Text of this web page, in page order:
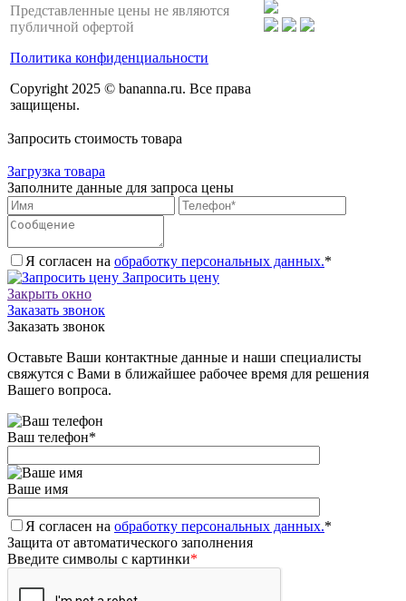
Представленные цены не являются
публичной офертой
Политика конфиденциальности
Copyright 2025 © bananna.ru. Все права
защищены.
Запросить стоимость товара
Загрузка товара
Заполните данные для запроса цены
Я согласен на обработку персональных данных.*
Запросить цену
Закрыть окно
Заказать звонок
Заказать звонок
Оставьте Ваши контактные данные и наши специалисты
свяжутся с Вами в ближайшее рабочее время для решения
Вашего вопроса.
Ваш телефон*
Ваше имя
Я согласен на обработку персональных данных.*
Защита от автоматического заполнения
Введите символы с картинки*